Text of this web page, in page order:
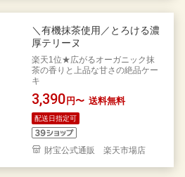
＼有機抹茶使用／とろける濃
厚テリーヌ
楽天1位★広がるオーガニック抹
茶の香りと上品な甘さの絶品ケー
キ
3,390 円〜 送料無料
配送日指定可
財宝公式通販 楽天市場店